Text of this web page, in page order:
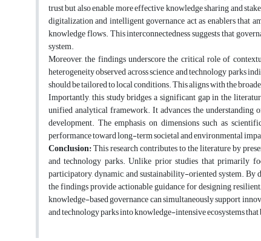
trust but also enable more effective knowledge sharing and
digitalization and intelligent governance act as enablers
knowledge flows. This interconnectedness suggests that
system.
Moreover, the findings underscore the critical role of
heterogeneity observed across science and technology parks
should be tailored to local conditions. This aligns with the
Importantly, this study bridges a significant gap in the
unified analytical framework. It advances the understanding
development. The emphasis on dimensions such as
performance toward long-term societal and environmental
Conclusion:This research contributes to the literature by
and technology parks. Unlike prior studies that primarily
participatory, dynamic, and sustainability-oriented system.
the findings provide actionable guidance for designing
knowledge-based governance can simultaneously support
and technology parks into knowledge-intensive ecosystems